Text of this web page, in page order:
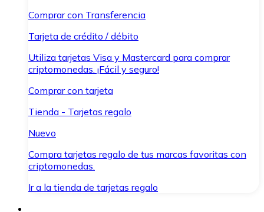
Comprar con Transferencia
Tarjeta de crédito / débito
Utiliza tarjetas Visa y Mastercard para comprar
criptomonedas. ¡Fácil y seguro!
Comprar con tarjeta
Tienda - Tarjetas regalo
Nuevo
Compra tarjetas regalo de tus marcas favoritas con
criptomonedas.
Ir a la tienda de tarjetas regalo